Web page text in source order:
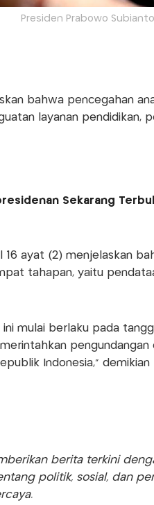
Presiden Prabowo
bahwa pencegahan
layanan pendidikan,
Sekarang
16 ayat (2) menjelaskan
tahapan, yaitu
ini mulai berlaku pada
Indonesia,”
berita terkini
politik, sosial, dan